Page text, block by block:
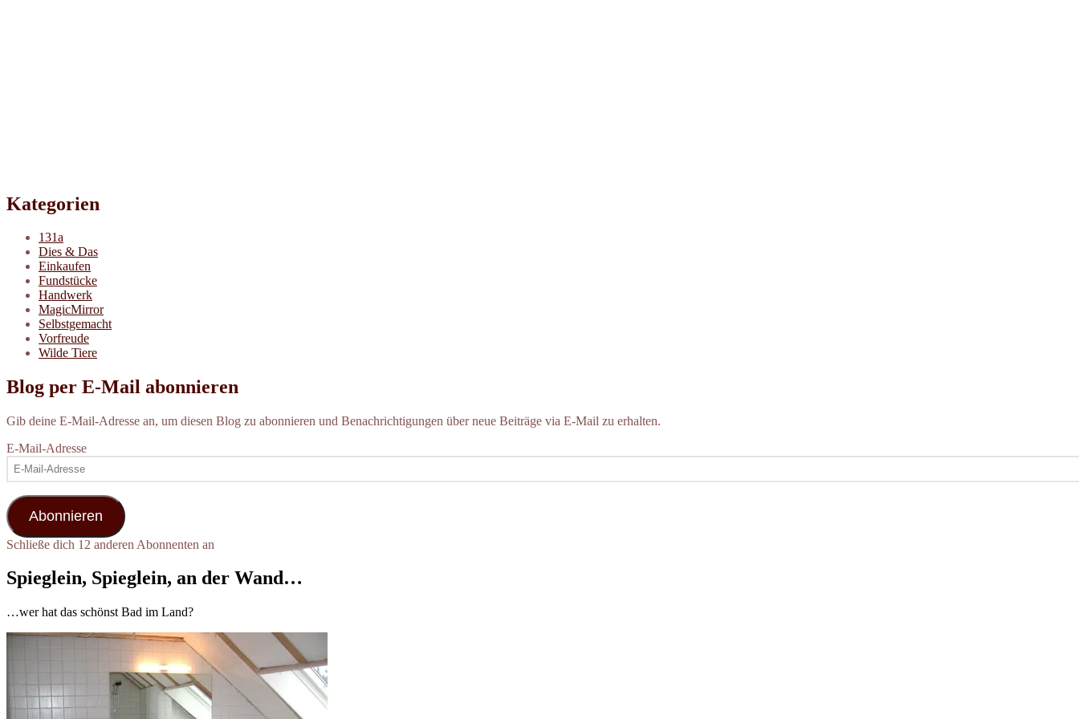
Kategorien
131a
Dies & Das
Einkaufen
Fundstücke
Handwerk
MagicMirror
Selbstgemacht
Vorfreude
Wilde Tiere
Blog per E-Mail abonnieren
Gib deine E-Mail-Adresse an, um diesen Blog zu abonnieren und Benachrichtigungen über neue Beiträge via E-Mail zu erhalten.
E-Mail-Adresse
Abonnieren
Schließe dich 12 anderen Abonnenten an
Spieglein, Spieglein, an der Wand…
…wer hat das schönst Bad im Land?